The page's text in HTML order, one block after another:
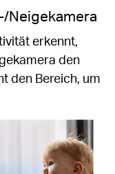
Neigekamera
erkennt,
den
den Bereich, um